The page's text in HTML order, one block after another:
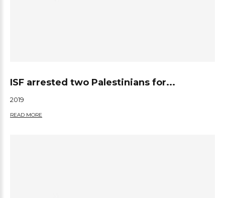
ISF arrested two Palestinians for...
2019
READ MORE